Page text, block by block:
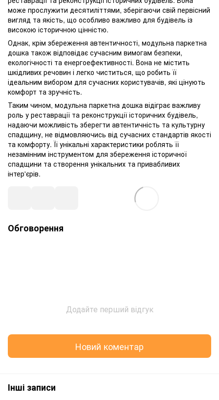
може прослужити десятиліттями, зберігаючи свій первісний
вигляд та якість, що особливо важливо для будівель із
високою історичною цінністю.
Однак, крім збереження автентичності, модульна паркетна
дошка також відповідає сучасним вимогам безпеки,
екологічності та енергоефективності. Вона не містить
шкідливих речовин і легко чиститься, що робить її
ідеальним вибором для сучасних користувачів, які цінують
комфорт та зручність.
Таким чином, модульна паркетна дошка відіграє важливу
роль у реставрації та реконструкції історичних будівель,
надаючи можливість зберегти автентичність та культурну
спадщину, не відмовляючись від сучасних стандартів якості
та комфорту. Її унікальні характеристики роблять її
незамінним інструментом для збереження історичної
спадщини та створення унікальних та привабливих
інтер'єрів.
Обговорення
Додайте перший відгук
Новий коментар
Інші записи